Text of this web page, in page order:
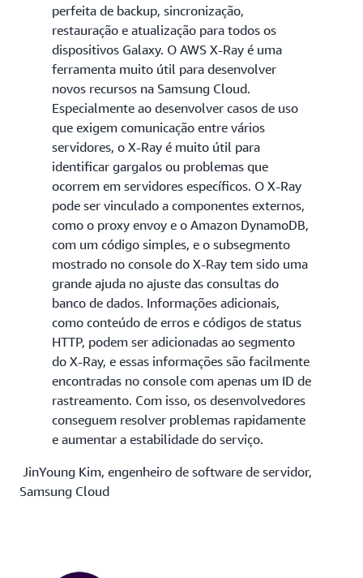
perfeita de backup, sincronização,
restauração e atualização para todos os
dispositivos Galaxy. O AWS X-Ray é uma
ferramenta muito útil para desenvolver
novos recursos na Samsung Cloud.
Especialmente ao desenvolver casos de uso
que exigem comunicação entre vários
servidores, o X-Ray é muito útil para
identificar gargalos ou problemas que
ocorrem em servidores específicos. O X-Ray
pode ser vinculado a componentes externos,
como o proxy envoy e o Amazon DynamoDB,
com um código simples, e o subsegmento
mostrado no console do X-Ray tem sido uma
grande ajuda no ajuste das consultas do
banco de dados. Informações adicionais,
como conteúdo de erros e códigos de status
HTTP, podem ser adicionadas ao segmento
do X-Ray, e essas informações são facilmente
encontradas no console com apenas um ID de
rastreamento. Com isso, os desenvolvedores
conseguem resolver problemas rapidamente
e aumentar a estabilidade do serviço.
JinYoung Kim, engenheiro de software de servidor,
Samsung Cloud